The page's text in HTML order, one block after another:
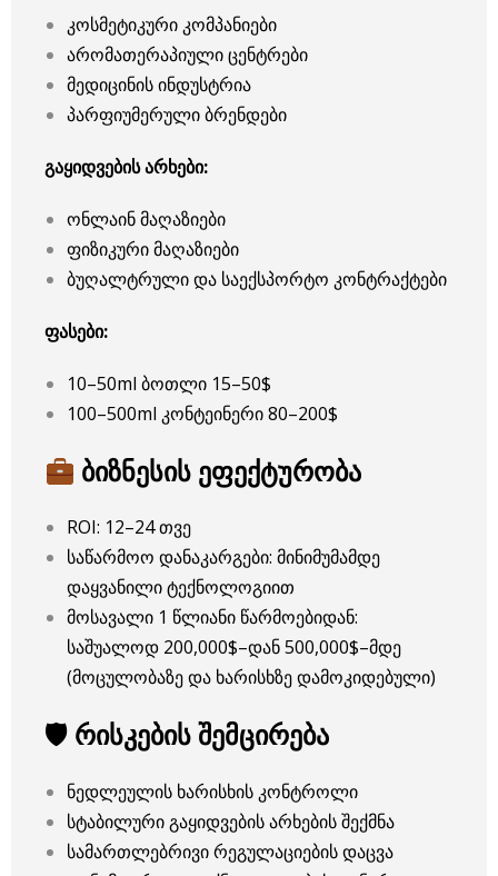
კოსმეტიკური კომპანიები
არომათერაპიული ცენტრები
მედიცინის ინდუსტრია
პარფიუმერული ბრენდები
გაყიდვების არხები:
ონლაინ მაღაზიები
ფიზიკური მაღაზიები
ბუღალტრული და საექსპორტო კონტრაქტები
ფასები:
10–50ml ბოთლი 15–50$
100–500ml კონტეინერი 80–200$
ბიზნესის ეფექტურობა
ROI: 12–24 თვე
საწარმოო დანაკარგები: მინიმუმამდე
დაყვანილი ტექნოლოგიით
მოსავალი 1 წლიანი წარმოებიდან:
საშუალოდ 200,000$–დან 500,000$–მდე
(მოცულობაზე და ხარისხზე დამოკიდებული)
🛡 რისკების შემცირება
ნედლეულის ხარისხის კონტროლი
სტაბილური გაყიდვების არხების შექმნა
სამართლებრივი რეგულაციების დაცვა